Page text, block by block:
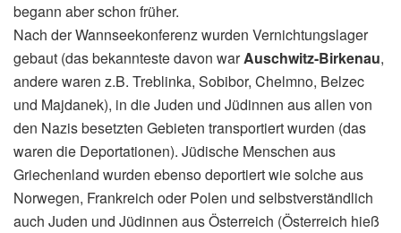
begann aber schon früher.
Nach der Wannseekonferenz wurden Vernichtungslager
gebaut (das bekannteste davon warAuschwitz-Birkenau,
andere waren z.B. Treblinka, Sobibor, Chelmno, Belzec
und Majdanek), in die Juden und Jüdinnen aus allen von
den Nazis besetzten Gebieten transportiert wurden (das
waren die Deportationen). Jüdische Menschen aus
Griechenland wurden ebenso deportiert wie solche aus
Norwegen, Frankreich oder Polen und selbstverständlich
auch Juden und Jüdinnen aus Österreich (Österreich hieß